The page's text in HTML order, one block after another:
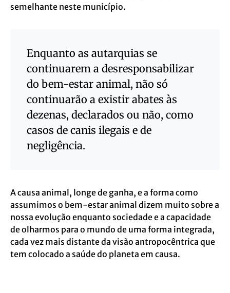
semelhante neste município.
Enquanto as autarquias se
continuarem a desresponsabilizar
do bem-estar animal, não só
continuarão a existir abates às
dezenas, declarados ou não, como
casos de canis ilegais e de
negligência.
A causa animal, longe de ganha, e a forma como
assumimos o bem-estar animal dizem muito sobre a
nossa evolução enquanto sociedade e a capacidade
de olharmos para o mundo de uma forma integrada,
cada vez mais distante da visão antropocêntrica que
tem colocado a saúde do planeta em causa.